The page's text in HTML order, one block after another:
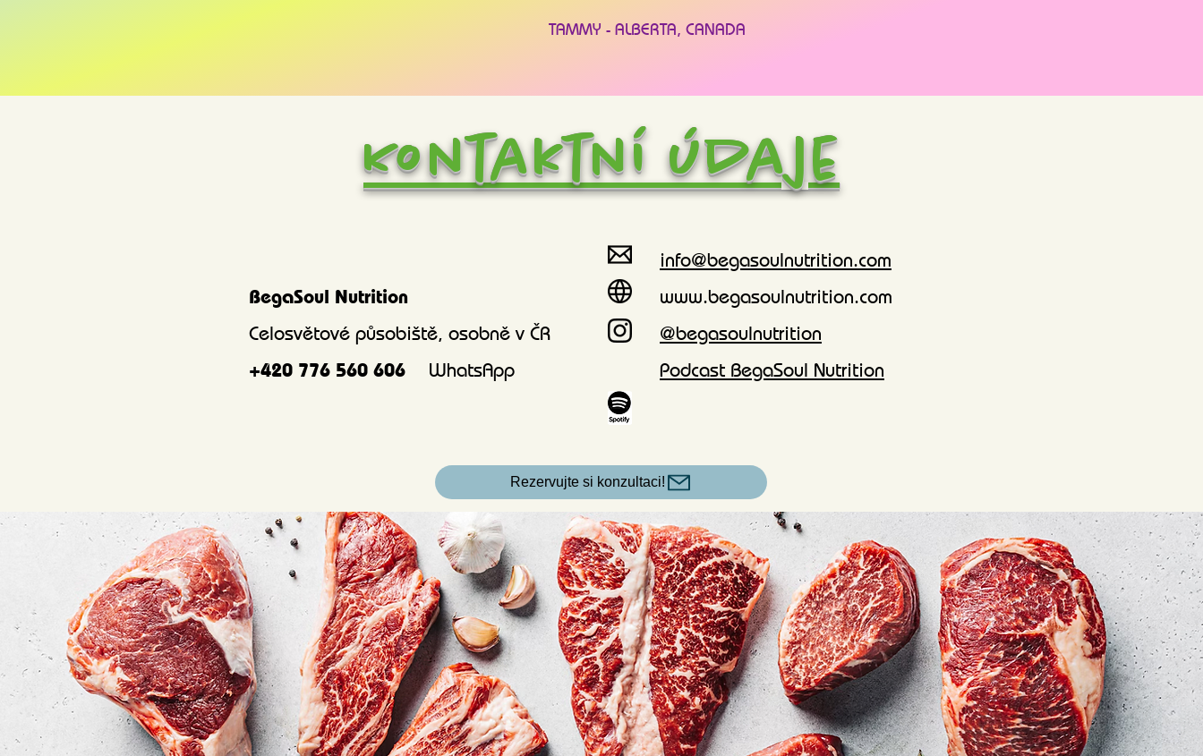
TAMMY - ALBERTA, CANADA
Kontaktní údaje
BegaSoul Nutrition
Celosvětové působiště, osobně v ČR
+420 776 560 606 WhatsApp
info@begasoulnutrition.com
www.begasoulnutrition.com
@begasoulnutrition
Podcast BegaSoul Nutrition
Rezervujte si konzultaci!